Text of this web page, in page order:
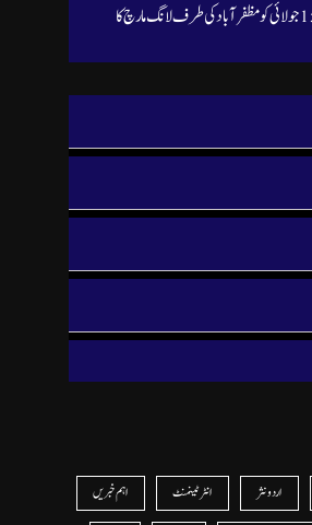
جوائنٹ عوامی ایکشن کمیٹی کا 15 جولائی کو مظفرآباد کی طرف لانگ مارچ کا
اردو نثر انٹرٹینمنٹ اہم خبریں